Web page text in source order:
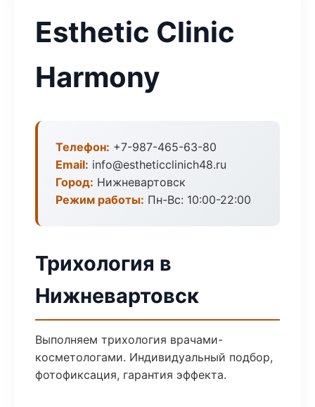
Esthetic Clinic
Harmony
Телефон: +7-987-465-63-80
Email: info@estheticclinich48.ru
Город: Нижневартовск
Режим работы: Пн-Вс: 10:00-22:00
Трихология в
Нижневартовск
Выполняем трихология врачами-
косметологами. Индивидуальный подбор,
фотофиксация, гарантия эффекта.